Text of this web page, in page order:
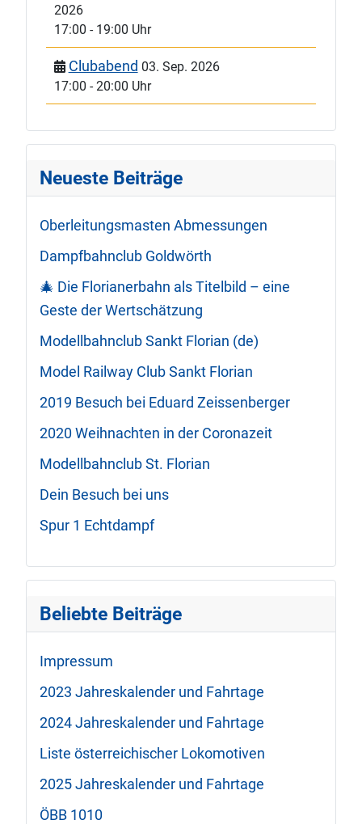
2026
17:00 - 19:00 Uhr
Clubabend 03. Sep. 2026
17:00 -20:00 Uhr
Neueste Beiträge
Oberleitungsmasten Abmessungen
Dampfbahnclub Goldwörth
🎄 Die Florianerbahn als Titelbild – eine
Geste der Wertschätzung
Modellbahnclub Sankt Florian (de)
Model Railway Club Sankt Florian
2019 Besuch bei Eduard Zeissenberger
2020 Weihnachten in der Coronazeit
Modellbahnclub St. Florian
Dein Besuch bei uns
Spur 1 Echtdampf
Beliebte Beiträge
Impressum
2023 Jahreskalender und Fahrtage
2024 Jahreskalender und Fahrtage
Liste österreichischer Lokomotiven
2025 Jahreskalender und Fahrtage
ÖBB 1010